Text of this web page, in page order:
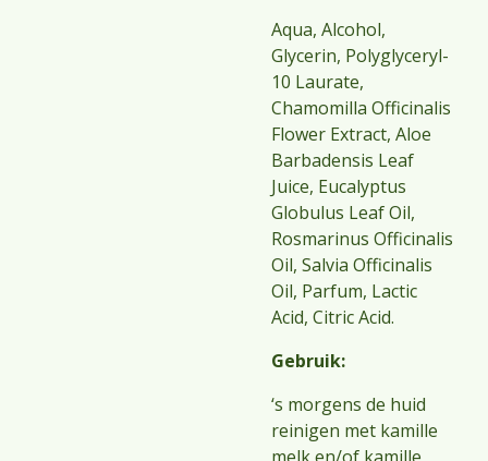
Aqua, Alcohol,
Glycerin, Polyglyceryl-
10 Laurate,
Chamomilla Officinalis
Flower Extract, Aloe
Barbadensis Leaf
Juice, Eucalyptus
Globulus Leaf Oil,
Rosmarinus Officinalis
Oil, Salvia Officinalis
Oil, Parfum, Lactic
Acid, Citric Acid.
Gebruik:
‘s morgens de huid
reinigen met kamille